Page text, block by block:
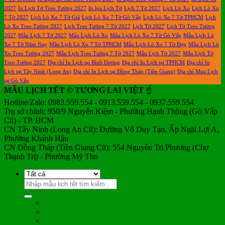
2027 In Lịch Tờ Treo Tường 2027 In lụa Lịch Tờ Lịch 7 Tờ 2027 Lịch Lò Xo Lịch Lò Xo
7 Tờ 2027 Lịch Lò Xo 7 Tờ Giá Lịch Lò Xo 7 Tờ Gò Vấp Lịch Lò Xo 7 Tờ TPHCM Lịch
Lò Xo Treo Tường 2027 Lịch Treo Tường 7 Tờ 2027 Lịch Tờ 2027 Lịch Tờ Treo Tường
2027 Mẫu Lịch 7 Tờ 2027 Mẫu Lịch Lò Xo Mẫu Lịch Lò Xo 7 Tờ Gò Vấp Mẫu Lịch Lò
Xo 7 Tờ Năm Nay Mẫu Lịch Lò Xo 7 Tờ TPHCM Mẫu Lịch Lò Xo 7 Tờ Đẹp Mẫu Lịch Lò
Xo Treo Tường 2027 Mẫu Lịch Treo Tường 7 Tờ 2027 Mẫu Lịch Tờ 2027 Mẫu Lịch Tờ
Treo Tường 2027 Địa chỉ In Lịch tại Bình Dương Địa chỉ In Lịch tại TPHCM Địa chỉ In
Lịch tại Tây Ninh (Long An) Địa chỉ In Lịch tại Đồng Tháp (Tiền Giang) Địa chỉ Mua Lịch
tại Gò Vấp
MẪU LỊCH TẾT © TƯƠNG LAI VIỆT ☝️
Hotline/Zalo: 0983.559.554 - 0913.559.554 - 0937.559.554
Trụ sở chính: 950/9 Nguyễn Kiệm - Phường Hạnh Thông (Gò Vấp
Cũ) - TP. HCM
CN Tây Ninh (Long An Cũ): Đường Võ Duy Tạo, Ấp Ngãi Lợi A,
Phường Khánh Hậu
CN Đồng Tháp (Tiền Giang Cũ): 554 Nguyễn Tri Phương (Chợ
Thạnh Trị) - Phường Mỹ Tho
Tìm
kiếm: